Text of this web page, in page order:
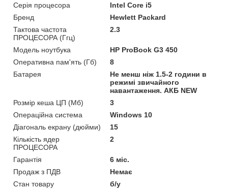
Серія процесора
Intel Core i5
Бренд
Hewlett Packard
Тактова частота
ПРОЦЕСОРА (Ггц)
2.3
Модель ноутбука
HP ProBook G3 450
Оперативна пам'ять (Гб)
8
Батарея
Не менш ніж 1.5-2 години в
режимі звичайного
навантаження. АКБ NEW
Розмір кеша ЦП (Мб)
3
Операційна система
Windows 10
Діагональ екрану (дюйми)
15
Кількість ядер
ПРОЦЕСОРА
2
Гарантія
6 міс.
Продаж з ПДВ
Немає
Стан товару
б/у